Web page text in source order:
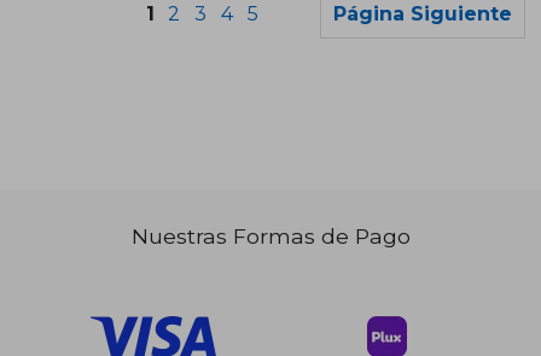
1 2 3 4 5 Página Siguiente
Nuestras Formas de Pago